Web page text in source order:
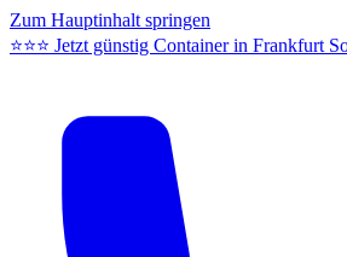
Zum Hauptinhalt springen
⭐⭐⭐ Jetzt günstig Container in Frankfurt